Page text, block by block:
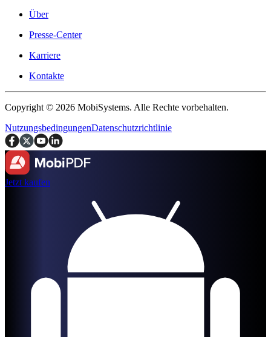
Über
Presse-Center
Karriere
Kontakte
Copyright © 2026 MobiSystems. Alle Rechte vorbehalten.
NutzungsbedingungenDatenschutzrichtlinie
Jetzt kaufen